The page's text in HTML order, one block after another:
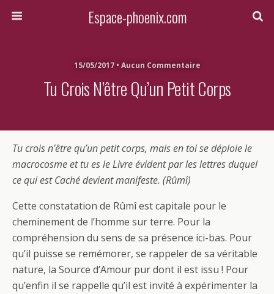
Espace-phoenix.com
15/05/2017 • Aucun Commentaire
Tu Crois N’être Qu’un Petit Corps
Tu crois n’être qu’un petit corps, mais en toi se déploie le
macrocosme et tu es le Livre évident par les lettres duquel
ce qui est Caché devient manifeste. (Rûmî)
Cette constatation de Rûmî est capitale pour le
cheminement de l’homme sur terre. Pour la
compréhension du sens de sa présence ici-bas. Pour
qu’il puisse se remémorer, se rappeler de sa véritable
nature, la Source d’Amour pur dont il est issu ! Pour
qu’enfin il se rappelle qu’il est invité à expérimenter la